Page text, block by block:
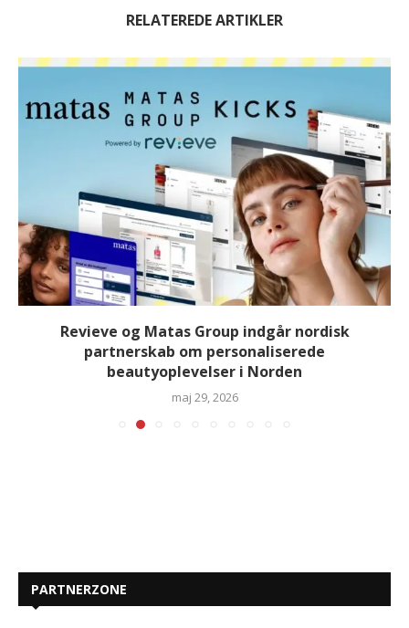
RELATEREDE ARTIKLER
Revieve og Matas Group indgår nordisk
partnerskab om personaliserede
beautyoplevelser i Norden
maj 29, 2026
PARTNERZONE